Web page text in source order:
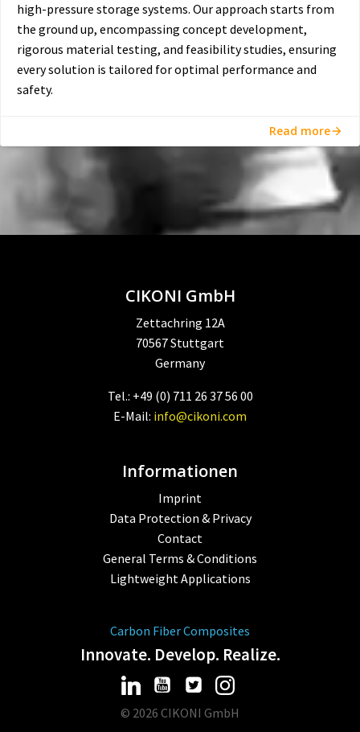
high-pressure storage systems. Our approach starts from
the ground up, encompassing concept development,
rigorous material testing, and feasibility studies, ensuring
every solution is tailored for optimal performance and
safety.
Read more
CIKONI GmbH
Zettachring 12A
70567 Stuttgart
Germany
Tel.: +49 (0) 711 26 37 56 00
E-Mail: info@cikoni.com
Informationen
Imprint
Data Protection & Privacy
Contact
General Terms & Conditions
Lightweight Applications
Carbon Fiber Composites
Innovate. Develop. Realize.
© 2026 CIKONI GmbH